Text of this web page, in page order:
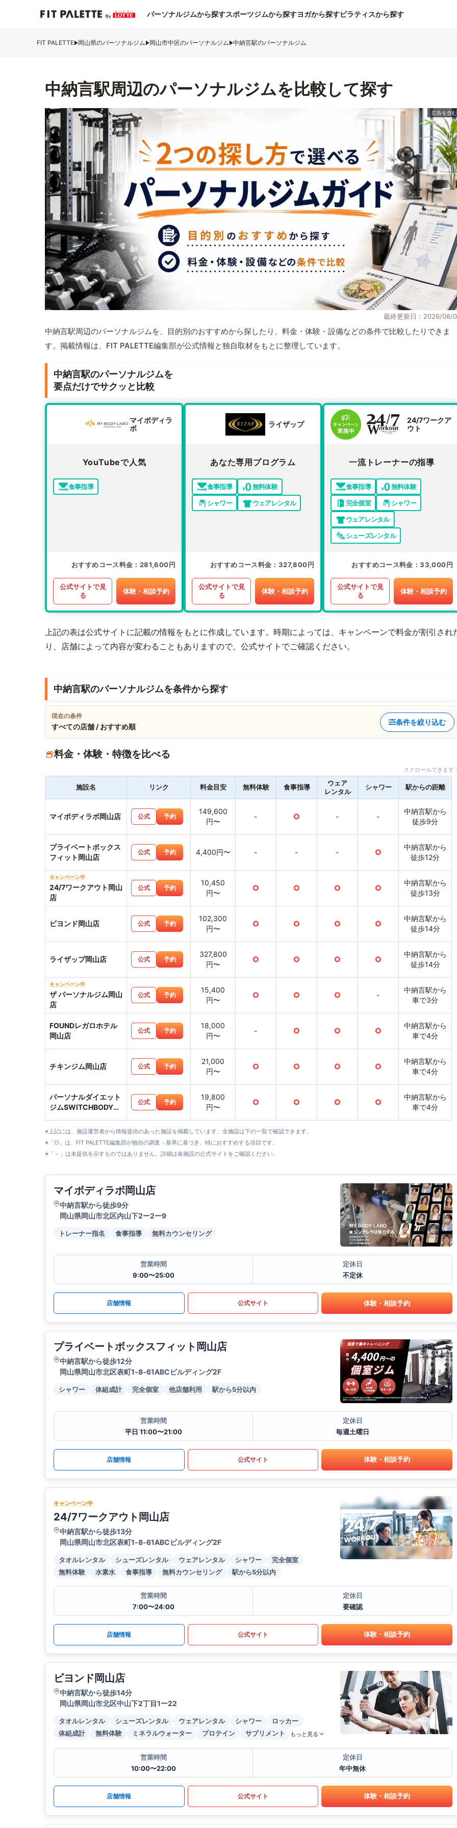
パーソナルジムから探すスポーツジムから探すヨガから探すピラティスから探す
FIT PALETTE 岡山県のパーソナルジム 岡山市中区のパーソナルジム 中納言駅のパーソナルジム
中納言駅周辺のパーソナルジムを比較して探す
最終更新日：2026/08/
中納言駅周辺のパーソナルジムを、目的別のおすすめから探したり、料金・体験・設備などの条件で比較したりできま
す。掲載情報は、FIT PALETTE編集部が公式情報と独自取材をもとに整理しています。
中納言駅のパーソナルジムを
要点だけでサクッと比較
マイボディラ
ボ
YouTubeで人気
食事指導
おすすめコース料金 281,600円
公式サイトで見
る
体験・相談予約
ライザップ
あなた専用プログラム
食事指導
無料体験
シャワー
ウェアレンタル
おすすめコース料金 327,800円
公式サイトで見
る
体験・相談予約
24/7ワークア
ウト
一流トレーナーの指導
食事指導
無料体験
完全個室
シャワー
ウェアレンタル
シューズレンタル
おすすめコース料金 33,000円
公式サイトで見
る
体験・相談予約
上記の表は公式サイトに記載の情報をもとに作成しています。時期によっては、キャンペーンで料金が割引され
り、店舗によって内容が変わることもありますので、公式サイトでご確認ください。
中納言駅のパーソナルジムを条件から探す
現在の条件
すべての店舗 / おすすめ順
条件を絞り込む
料金・体験・特徴を比べる
スクロールできま
施設名 リンク 料金目安 無料体験 食事指導
ウェア
レンタル
シャワー 駅からの距離
マイボディラボ岡山店 公式 予約
149,600
円〜
- ○ - -
中納言駅から
徒歩9分
プライベートボックス
フィット岡山店
公式 予約 4,400円〜 - - - ○
中納言駅から
徒歩12分
キャンペーン中
24/7ワークアウト岡山
店
公式 予約
10,450
円〜
○ ○ ○ ○
中納言駅から
徒歩13分
ビヨンド岡山店 公式 予約
102,300
円〜
○ ○ ○ ○
中納言駅から
徒歩14分
ライザップ岡山店 公式 予約
327,800
円〜
○ ○ ○ ○
中納言駅から
徒歩14分
キャンペーン中
ザ パーソナルジム岡山
店
公式 予約
15,400
円〜
○ ○ ○ -
中納言駅から
車で3分
FOUNDレガロホテル
岡山店
公式 予約
18,000
円〜
- ○ ○ ○
中納言駅から
車で4分
チキンジム岡山店 公式 予約
21,000
円〜
○ ○ ○ ○
中納言駅から
車で4分
パーソナルダイエット
ジムSWITCHBODY岡
公式 予約
19,800
円〜
○ ○ ○ ○
中納言駅から
車で4分
※上記には、施設運営者から情報提供のあった施設を掲載しています。全施設は下の一覧で確認できます。
※「○」は、FIT PALETTE編集部が独自の調査・基準に基づき、特におすすめする項目です。
※「－」は未提供を示すものではありません。詳細は各施設の公式サイトをご確認ください。
マイボディラボ岡山店
中納言駅から徒歩9分
岡山県岡山市北区内山下2ー2ー9
トレーナー指名 食事指導 無料カウンセリング
営業時間
9:00〜25:00
定休日
不定休
店舗情報 公式サイト 体験・相談予約
プライベートボックスフィット岡山店
中納言駅から徒歩12分
岡山県岡山市北区表町1‐8‐61ABCビルディング2F
シャワー 体組成計 完全個室 他店舗利用 駅から5分以内
営業時間
平日 11:00〜21:00
定休日
毎週土曜日
店舗情報 公式サイト 体験・相談予約
キャンペーン中
24/7ワークアウト岡山店
中納言駅から徒歩13分
岡山県岡山市北区表町1‐8‐61ABCビルディング2F
タオルレンタル シューズレンタル ウェアレンタル シャワー
完全個室
無料体験
水素水 食事指導 無料カウンセリング 駅から5分以内
営業時間
7:00〜24:00
定休日
要確認
店舗情報 公式サイト 体験・相談予約
ビヨンド岡山店
中納言駅から徒歩14分
岡山県岡山市北区中山下2丁目1ー22
タオルレンタル シューズレンタル ウェアレンタル シャワー
ロッカー
体組成計
無料体験 ミネラルウォーター プロテイン サプリメント もっと見る
営業時間
10:00〜22:00
定休日
年中無休
店舗情報 公式サイト 体験・相談予約